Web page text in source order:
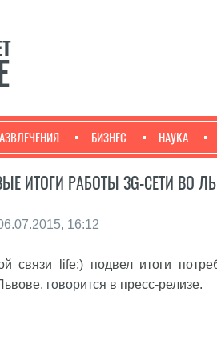
БИЗНЕС НАУКА
ИТОГИ РАБОТЫ 3G-СЕТИ ВО
16:12
связи life:) подвел итоги
говорится в пресс-релизе.